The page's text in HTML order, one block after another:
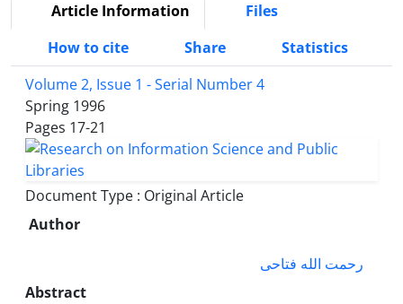
Article Information
Files
How to cite
Share
Statistics
Volume 2, Issue 1 - Serial Number 4
Spring 1996
Pages 17-21
Document Type : Original Article
Author
رحمت الله فتاحی
Abstract